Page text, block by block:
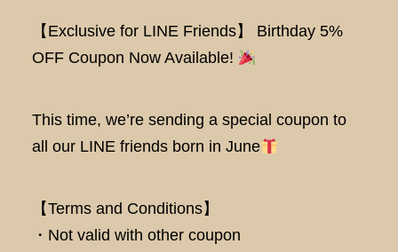
【Exclusive for LINE Friends】 Birthday 5%
OFF Coupon Now Available!
This time, we’re sending a special coupon to
all our LINE friends born in June
【Terms and Conditions】
・Not valid with other coupon